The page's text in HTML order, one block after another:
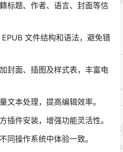
标题、作者、语言、封面等信
文件结构和语法，避免错
封面、插图及样式表，丰富电
文本处理，提高编辑效率。
插件安装，增强功能灵活性。
同操作系统中体验一致。